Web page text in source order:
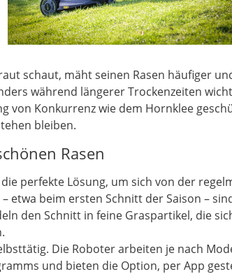
schaut, mäht seinen Rasen häufiger
während längerer Trockenzeiten
von Konkurrenz wie dem Hornklee
bleiben.
Rasen
perfekte Lösung, um sich von der
etwa beim ersten Schnitt der Saison –
den Schnitt in feine Graspartikel, die
Die Roboter arbeiten je nach
und bieten die Option, per App